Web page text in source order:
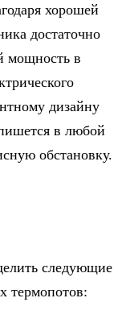
хорошей
достаточно
мощность в
дизайну
в любой
обстановку.
следующие
термопотов: